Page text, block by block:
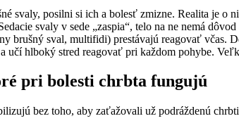
svaly, posilni si ich a bolesť zmizne. Realita je
svaly v sede „zaspia“, telo na ne nemá
brušný sval, multifidi) prestávajú reagovať včas.
učí hlboký stred reagovať pri každom pohybe.
pri bolesti chrbta fungujú
bez toho, aby zaťažovali už podráždenú